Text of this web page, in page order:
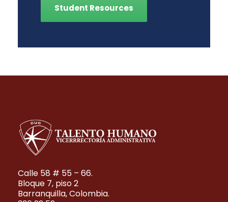
Student Resources
Calle 58 # 55 – 66.
Bloque 7, piso 2
Barranquilla, Colombia.